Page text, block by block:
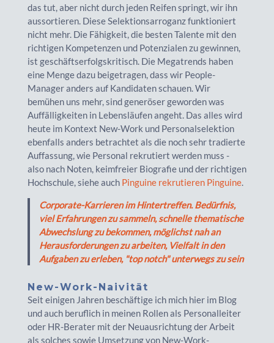
das tut, aber nicht durch jeden Reifen springt, wir ihn
aussortieren. Diese Selektionsarroganz funktioniert
nicht mehr. Die Fähigkeit, die besten Talente mit den
richtigen Kompetenzen und Potenzialen zu gewinnen,
ist geschäftserfolgskritisch. Die Megatrends haben
eine Menge dazu beigetragen, dass wir People-
Manager anders auf Kandidaten schauen. Wir
bemühen uns mehr, sind generöser geworden was
Auffälligkeiten in Lebensläufen angeht. Das alles wird
heute im Kontext New-Work und Personalselektion
ebenfalls anders betrachtet als die noch sehr tradierte
Auffassung, wie Personal rekrutiert werden muss -
also nach Noten, keimfreier Biografie und der richtigen
Hochschule, siehe auch Pinguine rekrutieren Pinguine.
Corporate-Karrieren im Hintertreffen. Bedürfnis,
viel Erfahrungen zu sammeln, schnelle thematische
Abwechslung zu bekommen, möglichst nah an
Herausforderungen zu arbeiten, Vielfalt in den
Aufgaben zu erleben, "top notch" unterwegs zu sein
New-Work-Naivität
Seit einigen Jahren beschäftige ich mich hier im Blog
und auch beruflich in meinen Rollen als Personalleiter
oder HR-Berater mit der Neuausrichtung der Arbeit
als solches sowie Umsetzung von New-Work-